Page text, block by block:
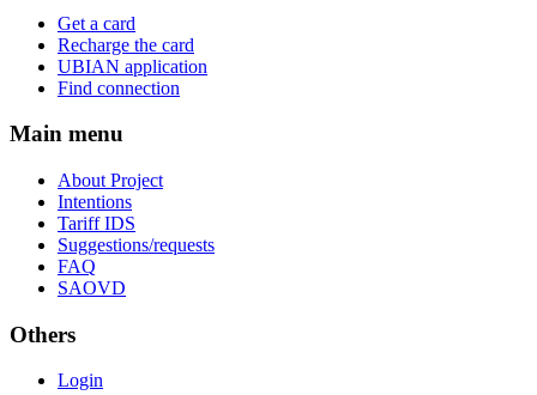
Get a card
Recharge the card
UBIAN application
Find connection
Main menu
About Project
Intentions
Tariff IDS
Suggestions/requests
FAQ
SAOVD
Others
Login